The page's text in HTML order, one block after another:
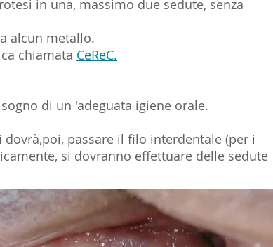
in una, massimo due sedute, senza
alcun metallo.
chiamata CeReC.
di un 'adeguata igiene orale.
passare il filo interdentale (per i
si dovranno effettuare delle sedute